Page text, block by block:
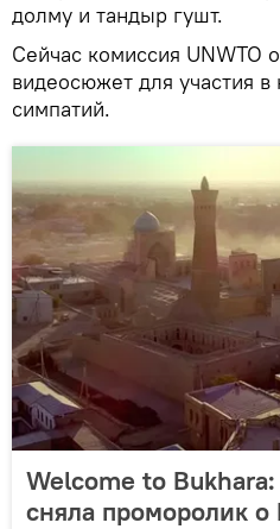
долму и тандыр гушт.
Сейчас комиссия UNWTO
видеосюжет для участия в
симпатий.
Welcome to
сняла проморолик о